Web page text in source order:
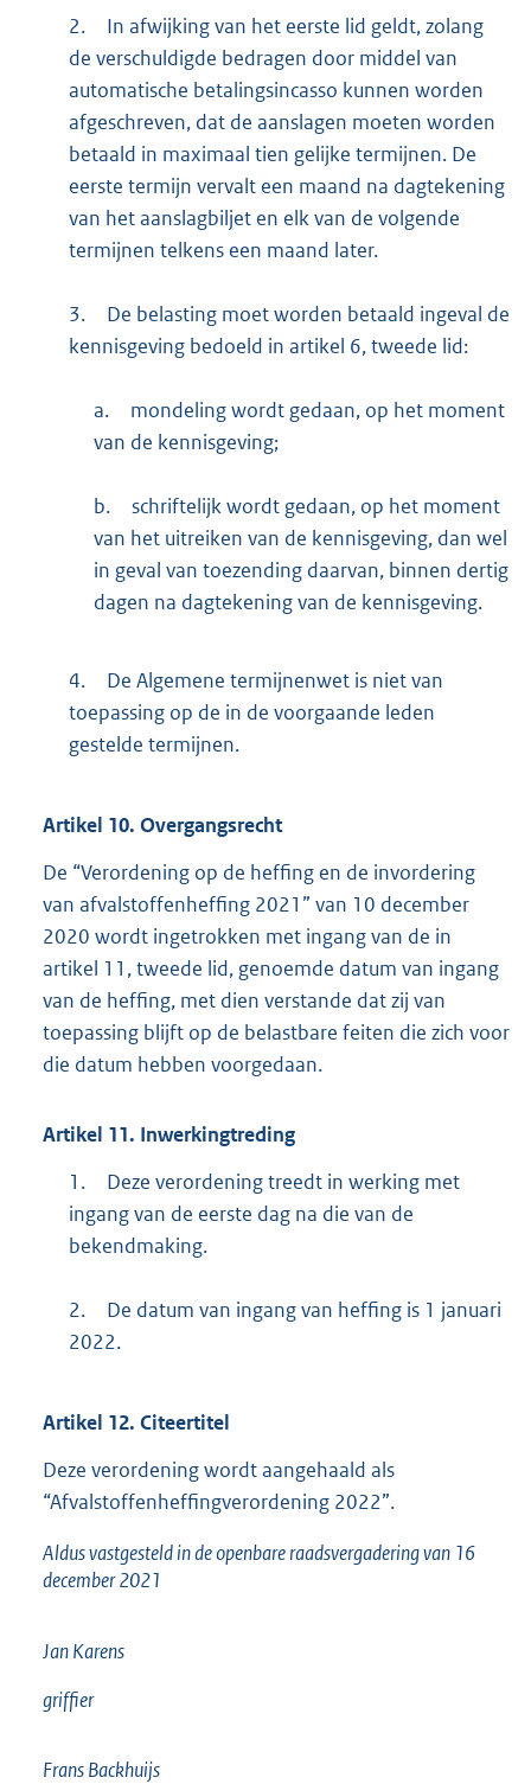
2.
In afwijking van het eerste lid geldt, zolang
de verschuldigde bedragen door middel van
automatische betalingsincasso kunnen worden
afgeschreven, dat de aanslagen moeten worden
betaald in maximaal tien gelijke termijnen. De
eerste termijn vervalt een maand na dagtekening
van het aanslagbiljet en elk van de volgende
termijnen telkens een maand later.
3.
De belasting moet worden betaald ingeval de
kennisgeving bedoeld in artikel 6, tweede lid:
a.
mondeling wordt gedaan, op het moment
van de kennisgeving;
b.
schriftelijk wordt gedaan, op het moment
van het uitreiken van de kennisgeving, dan wel
in geval van toezending daarvan, binnen dertig
dagen na dagtekening van de kennisgeving.
4.
De Algemene termijnenwet is niet van
toepassing op de in de voorgaande leden
gestelde termijnen.
Artikel 10. Overgangsrecht
De “Verordening op de heffing en de invordering
van afvalstoffenheffing 2021” van 10 december
2020 wordt ingetrokken met ingang van de in
artikel 11, tweede lid, genoemde datum van ingang
van de heffing, met dien verstande dat zij van
toepassing blijft op de belastbare feiten die zich voor
die datum hebben voorgedaan.
Artikel 11. Inwerkingtreding
1.
Deze verordening treedt in werking met
ingang van de eerste dag na die van de
bekendmaking.
2.
De datum van ingang van heffing is 1 januari
2022.
Artikel 12. Citeertitel
Deze verordening wordt aangehaald als
“Afvalstoffenheffingverordening 2022”.
Aldus vastgesteld in de openbare raadsvergadering van 16
december 2021
Jan Karens
griffier
Frans Backhuijs